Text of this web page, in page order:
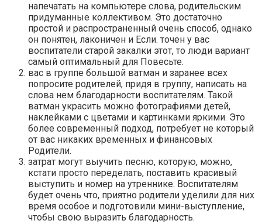
напечатать на компьютере слова, родительским
придуманные коллективом. Это достаточно
простой и распространенный очень способ, однако
он понятен, лаконичен и Если. точен у вас
воспитатели старой закалки этот, то люди вариант
самый оптимальный для Повесьте.
вас в группе большой ватман и заранее всех
попросите родителей, придя в группу, написать на
слова нем благодарности воспитателям. Такой
ватман украсить можно фотографиями детей,
наклейками с цветами и картинками яркими. Это
более современный подход, потребует не который
от вас никаких временных и финансовых
Родители.
затрат могут выучить песню, которую, можно,
кстати просто переделать, поставить красивый
выступить и номер на утреннике. Воспитателям
будет очень что, приятно родители уделили для них
время особое и подготовили мини-выступление,
чтобы свою выразить благодарность.